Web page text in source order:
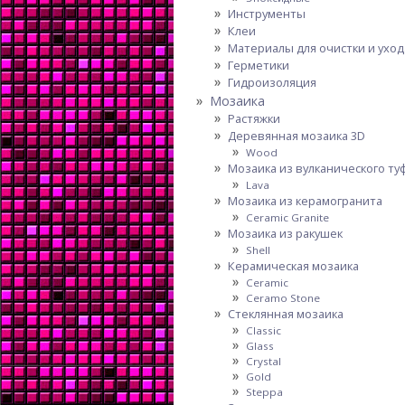
Инструменты
Клеи
Материалы для очистки и
Герметики
Гидроизоляция
Мозаика
Растяжки
Деревянная мозаика 3D
Wood
Мозаика из вулканического
Lava
Мозаика из керамогранита
Ceramic Granite
Мозаика из ракушек
Shell
Керамическая мозаика
Ceramic
Ceramo Stone
Стеклянная мозаика
Classic
Glass
Crystal
Gold
Steppa